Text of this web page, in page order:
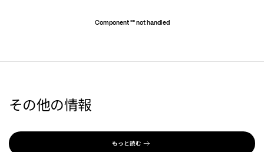
Component "" not handled
その他の情報
もっと読む